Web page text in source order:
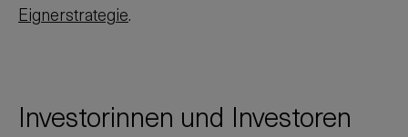
Eignerstrategie.
Investorinnen und Investoren